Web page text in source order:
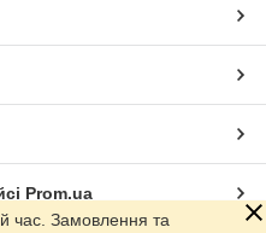
Prom.ua
час. Замовлення та